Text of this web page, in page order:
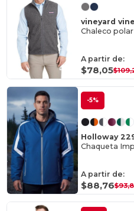
vineyard
Chaleco
A partir de:
$78,05
-5%
Holloway
Chaqueta
A partir de:
$88,76